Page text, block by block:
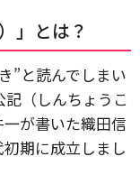
」とは？
”と読んでしまい
（しんちょうこ
が書いた織田信
期に成立しまし